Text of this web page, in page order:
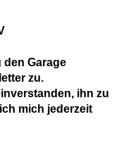
den Garage
zu.
ihn zu
mich jederzeit